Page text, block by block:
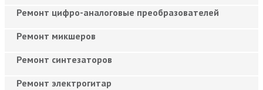
Ремонт цифро-аналоговые преобразователей
Ремонт микшеров
Ремонт синтезаторов
Ремонт электрогитар